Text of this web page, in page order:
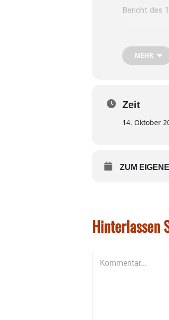
Bericht des
Bericht der
Wünsche und
MEHR
Zeit
14. Oktober
ZUM
Hinterlassen